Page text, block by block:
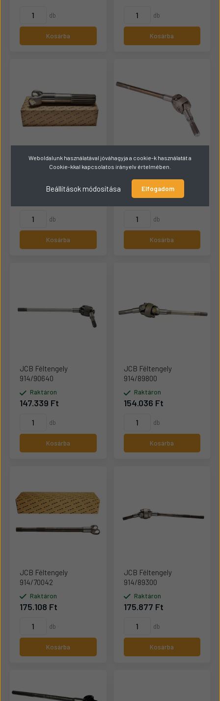
db
Kosárba
db
Kosárba
JCB Féltengely
Raktáron
db
Kosárba
JCB Féltengely
Raktáron
120.142 Ft
db
Kosárba
JCB Féltengely
914/90640
Raktáron
147.339 Ft
db
Kosárba
JCB Féltengely
914/89800
Raktáron
154.036 Ft
db
Kosárba
JCB Féltengely
914/70042
Raktáron
175.108 Ft
db
Kosárba
JCB Féltengely
914/89300
Raktáron
175.877 Ft
db
Kosárba
Weboldalunk használatával jóváhagyja a cookie-k használatát a
Cookie-kkal kapcsolatos irányelv értelmében.
Beállítások módosítása Elfogadom